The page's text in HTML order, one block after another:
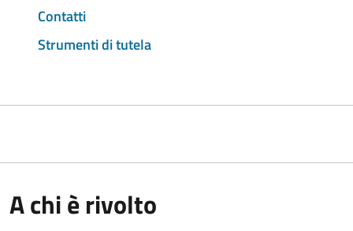
Contatti
Strumenti di tutela
A chi è rivolto